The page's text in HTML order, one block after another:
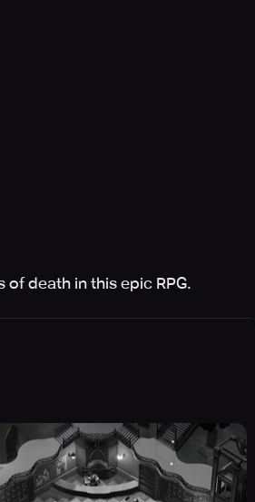
death in this epic RPG.